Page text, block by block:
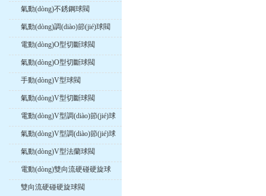
閥
氣動(dòng)不銹鋼球閥
氣動(dòng)調(diào)節(jié)球閥
電動(dòng)O型切斷球閥
氣動(dòng)O型切斷球閥
手動(dòng)V型球閥
氣動(dòng)V型切斷球閥
電動(dòng)V型調(diào)節(jié)球
閥
氣動(dòng)V型調(diào)節(jié)球
閥
氣動(dòng)V型法蘭球閥
電動(dòng)雙向流硬碰硬旋球
閥
雙向流硬碰硬旋球閥